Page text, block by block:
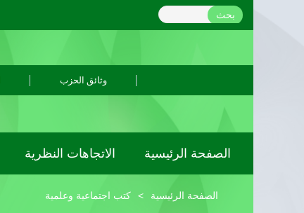
بحث
وثائق الحزب
الاتجاهات النظرية الصفحة الرئيسية
الصفحة الرئيسية > كتب اجتماعية وعلمية